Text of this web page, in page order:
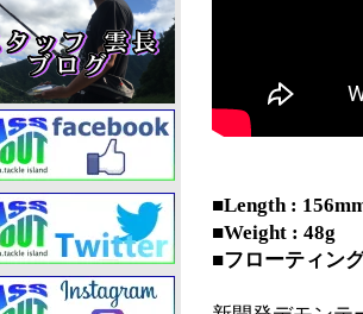
■Length :
■Weight : 48g
■フローティン